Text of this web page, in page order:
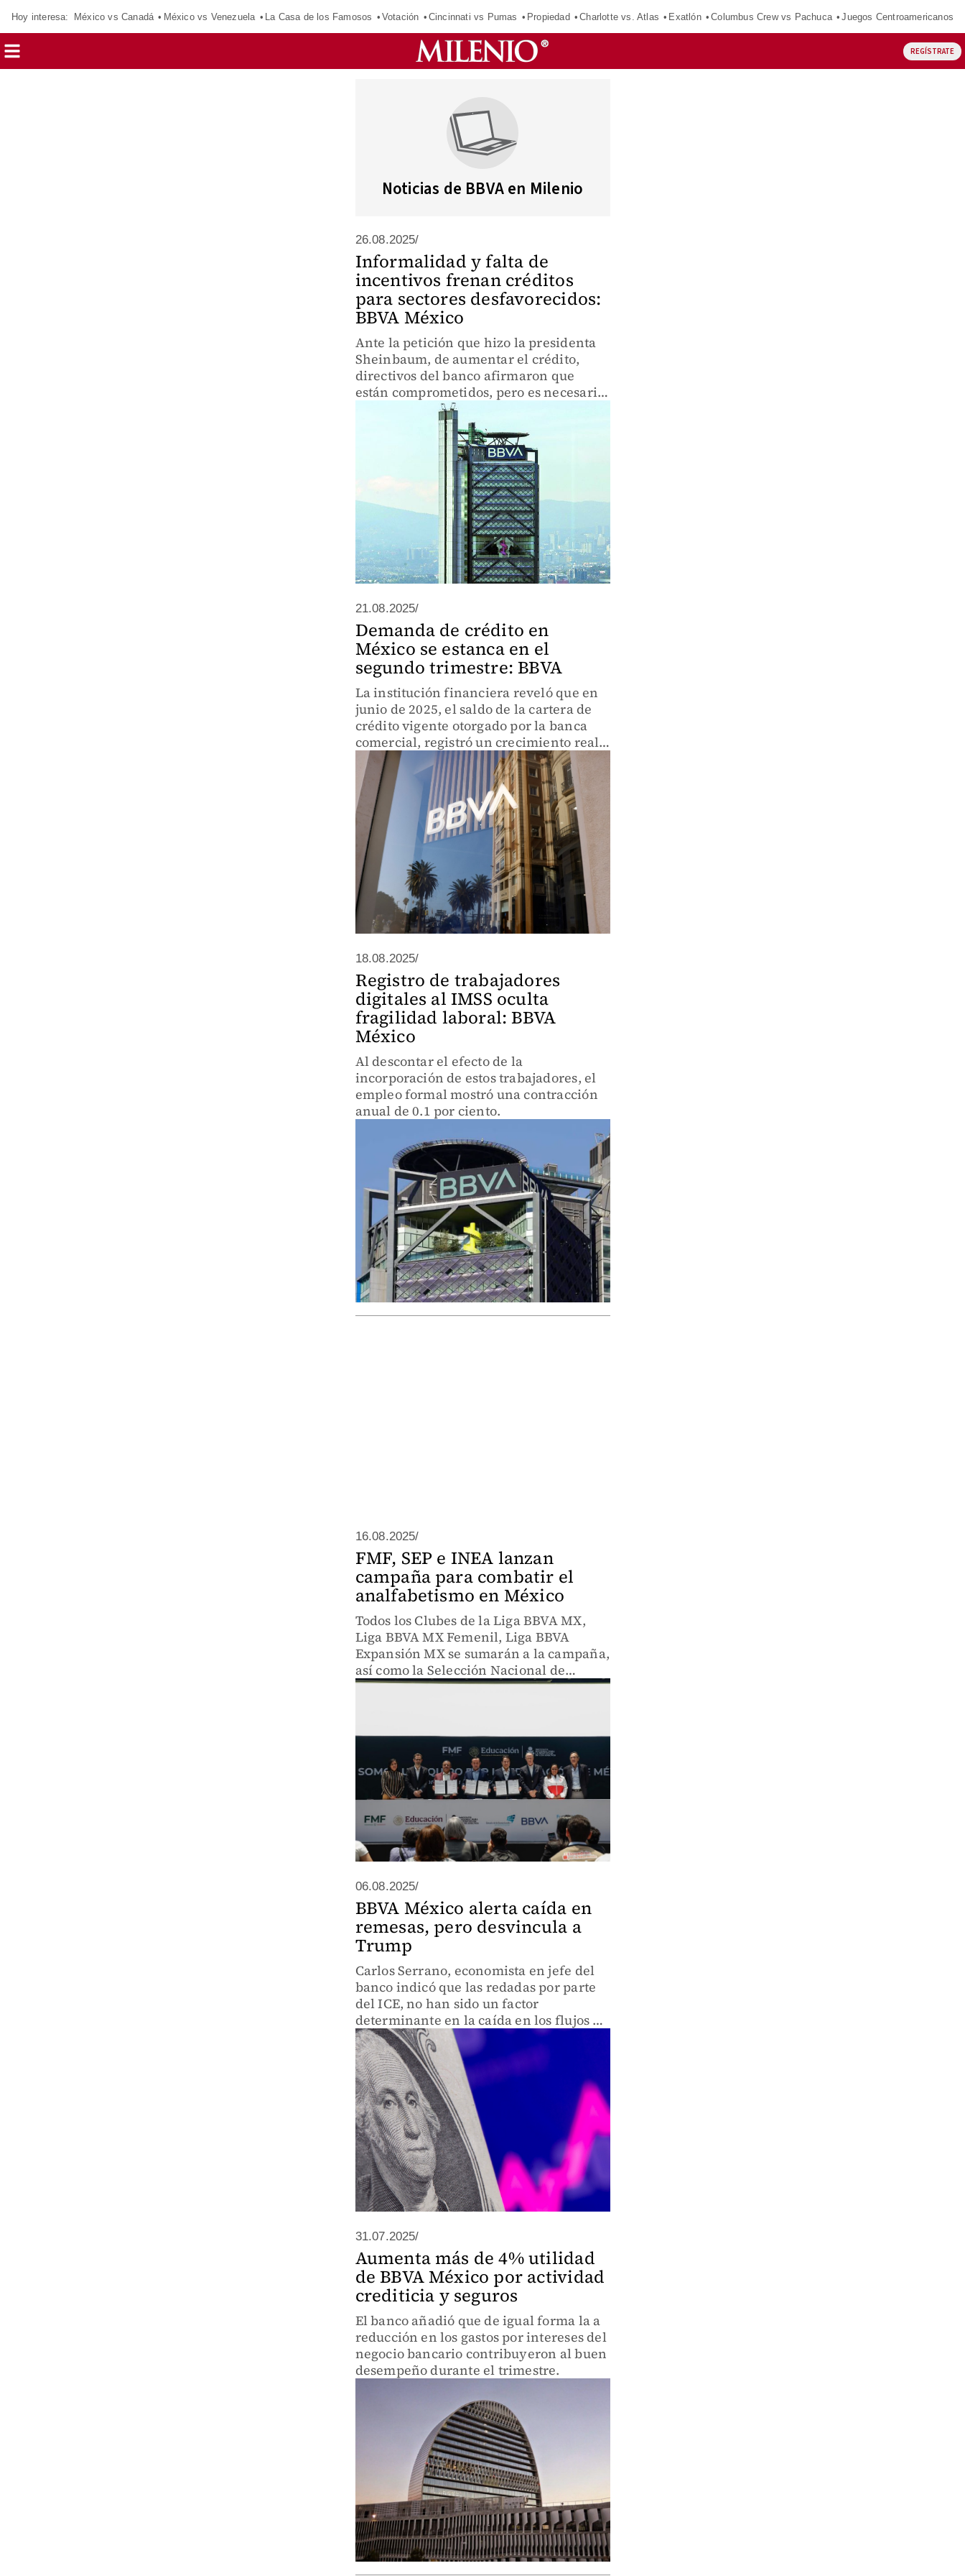
Hoy interesa: México vs Canadá México vs Venezuela La Casa de los Famosos Votación Cincinnati vs Pumas Propiedad Charlotte vs. Atlas Exatlón Columbus Crew vs Pachuca Juegos Centroamericanos
REGÍSTRATE
Noticias de BBVA en Milenio
26.08.2025/
Informalidad y falta de
incentivos frenan créditos
para sectores desfavorecidos:
BBVA México
Ante la petición que hizo la presidenta
Sheinbaum, de aumentar el crédito,
directivos del banco afirmaron que
están comprometidos, pero es necesario
elevar la formalización de PyMEs.
21.08.2025/
Demanda de crédito en
México se estanca en el
segundo trimestre: BBVA
La institución financiera reveló que en
junio de 2025, el saldo de la cartera de
crédito vigente otorgado por la banca
comercial, registró un crecimiento real
anual de 5.4 por ciento.
18.08.2025/
Registro de trabajadores
digitales al IMSS oculta
fragilidad laboral: BBVA
México
Al descontar el efecto de la
incorporación de estos trabajadores, el
empleo formal mostró una contracción
anual de 0.1 por ciento.
16.08.2025/
FMF, SEP e INEA lanzan
campaña para combatir el
analfabetismo en México
Todos los Clubes de la Liga BBVA MX,
Liga BBVA MX Femenil, Liga BBVA
Expansión MX se sumarán a la campaña,
así como la Selección Nacional de
México.
06.08.2025/
BBVA México alerta caída en
remesas, pero desvincula a
Trump
Carlos Serrano, economista en jefe del
banco indicó que las redadas por parte
del ICE, no han sido un factor
determinante en la caída en los flujos de
remesas.
31.07.2025/
Aumenta más de 4% utilidad
de BBVA México por actividad
crediticia y seguros
El banco añadió que de igual forma la a
reducción en los gastos por intereses del
negocio bancario contribuyeron al buen
desempeño durante el trimestre.